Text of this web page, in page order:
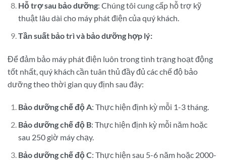
Hỗ trợ sau bảo dưỡng: Chúng tôi cung cấp hỗ trợ kỹ
thuật lâu dài cho máy phát điện của quý khách.
Tần suất bảo trì và bảo dưỡng hợp lý:
Để đảm bảo máy phát điện luôn trong tình trạng hoạt động
tốt nhất, quý khách cần tuân thủ đầy đủ các chế độ bảo
dưỡng theo thời gian quy định sau đây:
Bảo dưỡng chế độ A: Thực hiện định kỳ mỗi 1-3 tháng.
Bảo dưỡng chế độ B: Thực hiện định kỳ mỗi năm hoặc
sau 250 giờ máy chạy.
Bảo dưỡng chế độ C: Thực hiện sau 5-6 năm hoặc 2000-